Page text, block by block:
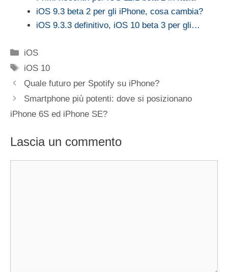
iOS 9.3 beta 2 per gli iPhone, cosa cambia?
iOS 9.3.3 definitivo, iOS 10 beta 3 per gli…
Categorie
iOS
Tag
iOS 10
Quale futuro per Spotify su iPhone?
Smartphone più potenti: dove si posizionano
iPhone 6S ed iPhone SE?
Lascia un commento